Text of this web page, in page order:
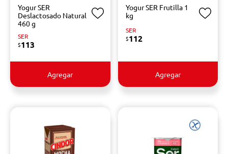
Yogur SER
Deslactosado Natural
460 g
SER
$113
Agregar
Yogur SER Frutilla 1
kg
SER
$112
Agregar